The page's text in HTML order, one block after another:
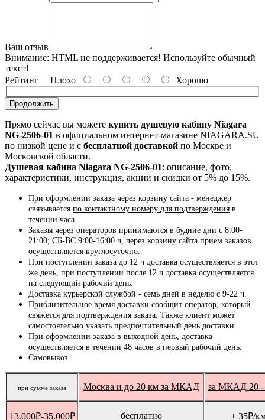
Ваш отзыв
Внимание: HTML не поддерживается! Используйте обычный
текст!
Рейтинг Плохо Хорошо
Продолжить
Прямо сейчас вы можете купить душевую кабину Niagara
NG-2506-01 в официальном интернет-магазине NIAGARA.SU
по низкой цене и с бесплатной доставкой по Москве и
Московской области.
Душевая кабина Niagara NG-2506-01: описание, фото,
характеристики, инструкция, акции и скидки от 5% до 15%.
При оформлении заказа через корзину сайта - менеджер
связывается по контактному номеру для подтверждения в
течении часа.
Заказы через операторов принимаются в будние дни с 8:00-
21:00; СБ-ВС 9:00-16:00 ч, через корзину сайта прием заказов
осуществляется круглосуточно.
При поступлении заказа до 12 ч доставка осуществляется в этот
же день, при поступлении после 12 ч доставка осуществляется
на следующий рабочий день.
Доставка курьерской службой - семь дней в неделю с 9-22 ч.
Приблизительное время доставки сообщит оператор, который
свяжется для подтверждения заказа. Также клиент может
самостоятельно указать предпочтительный день доставки.
При оформлении заказа в выходной день, доставка
осуществляется в течении 48 часов в первый рабочий день.
Самовывоз.
при сумме заказа Москва и до 20 км за МКАД за МКАД 20 -
13.000₽-35.000₽ бесплатно + 35₽/